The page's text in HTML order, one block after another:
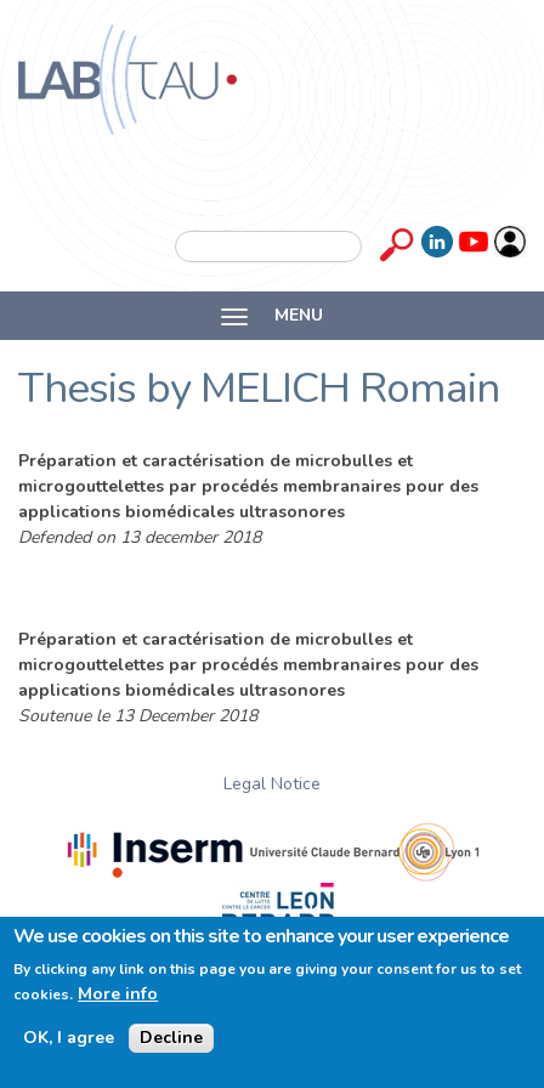
Skip to main content
Labtau
Inserm
Université
Lyon 1
Search form
Search
MENU
Thesis by MELICH Romain
Préparation et caractérisation de microbulles et
microgouttelettes par procédés membranaires pour des
applications biomédicales ultrasonores
Defended on 13 december 2018
Préparation et caractérisation de microbulles et
microgouttelettes par procédés membranaires pour des
applications biomédicales ultrasonores
Soutenue le 13 December 2018
Legal Notice
We use cookies on this site to enhance your user experience
By clicking any link on this page you are giving your consent for us to set
cookies. More info
OK, I agree
Decline